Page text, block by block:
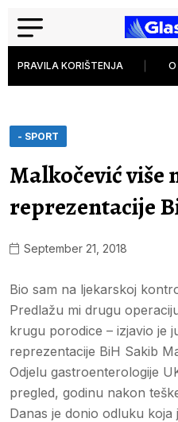
PRAVILA KORIŠTENJA
- SPORT
Malkočević više
reprezentacije
September 21, 2018
Bio sam na ljekarskoj
Predlažu mi drugu
krugu porodice – izjavio je
reprezentacije BiH Sakib
Odjelu gastroenterologije
pregled, godinu nakon
Danas je donio odluku